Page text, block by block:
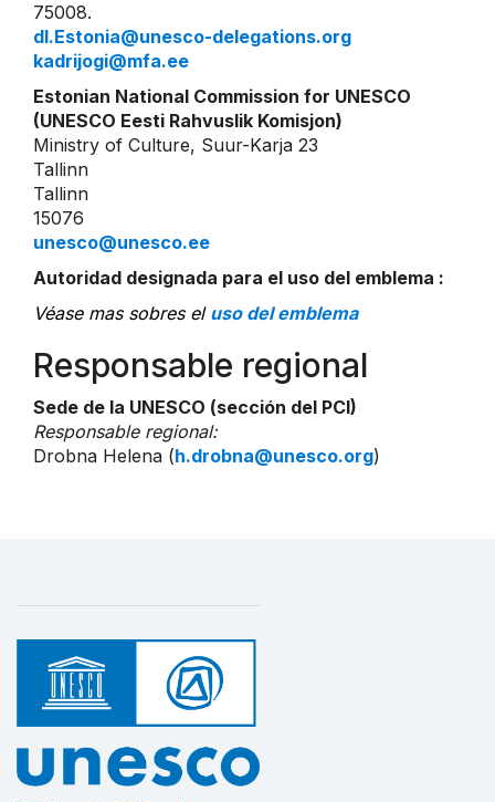
75008.
dl.Estonia@unesco-delegations.org
kadrijogi@mfa.ee
Estonian National Commission for UNESCO
(UNESCO Eesti Rahvuslik Komisjon)
Ministry of Culture, Suur-Karja 23
Tallinn
Tallinn
15076
unesco@unesco.ee
Autoridad designada para el uso del emblema :
Véase mas sobres el uso del emblema
Responsable regional
Sede de la UNESCO (sección del PCI)
Responsable regional:
Drobna Helena (h.drobna@unesco.org)